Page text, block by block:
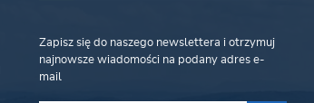
Zapisz się do naszego newslettera i otrzymuj
najnowsze wiadomości na podany adres e-
mail